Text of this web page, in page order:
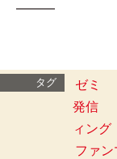
━━━
タグ ゼミ
発信
ィング
ファン